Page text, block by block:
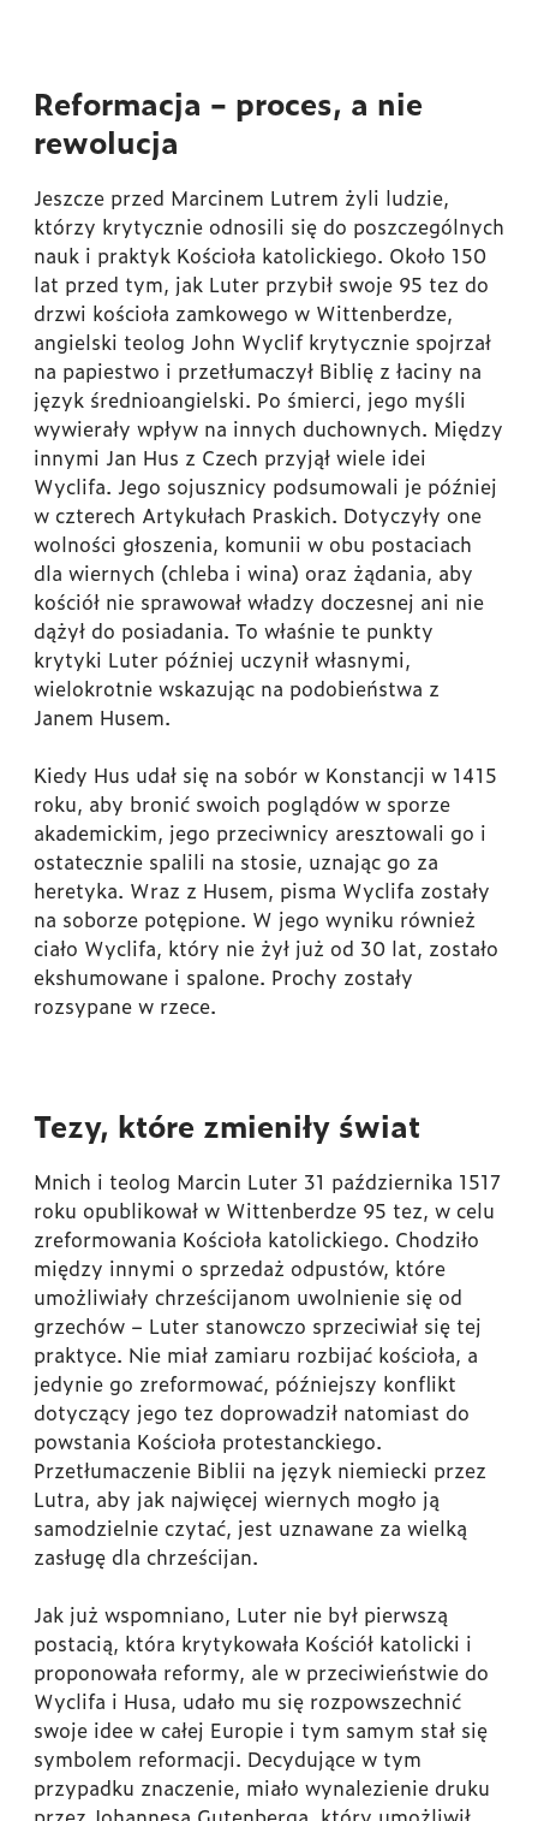
Reformacja – proces, a nie
rewolucja
Jeszcze przed Marcinem Lutrem żyli ludzie,
którzy krytycznie odnosili się do poszczególnych
nauk i praktyk Kościoła katolickiego. Około 150
lat przed tym, jak Luter przybił swoje 95 tez do
drzwi kościoła zamkowego w Wittenberdze,
angielski teolog John Wyclif krytycznie spojrzał
na papiestwo i przetłumaczył Biblię z łaciny na
język średnioangielski. Po śmierci, jego myśli
wywierały wpływ na innych duchownych. Między
innymi Jan Hus z Czech przyjął wiele idei
Wyclifa. Jego sojusznicy podsumowali je później
w czterech Artykułach Praskich. Dotyczyły one
wolności głoszenia, komunii w obu postaciach
dla wiernych (chleba i wina) oraz żądania, aby
kościół nie sprawował władzy doczesnej ani nie
dążył do posiadania. To właśnie te punkty
krytyki Luter później uczynił własnymi,
wielokrotnie wskazując na podobieństwa z
Janem Husem.
Kiedy Hus udał się na sobór w Konstancji w 1415
roku, aby bronić swoich poglądów w sporze
akademickim, jego przeciwnicy aresztowali go i
ostatecznie spalili na stosie, uznając go za
heretyka. Wraz z Husem, pisma Wyclifa zostały
na soborze potępione. W jego wyniku również
ciało Wyclifa, który nie żył już od 30 lat, zostało
ekshumowane i spalone. Prochy zostały
rozsypane w rzece.
Tezy, które zmieniły świat
Mnich i teolog Marcin Luter 31 października 1517
roku opublikował w Wittenberdze 95 tez, w celu
zreformowania Kościoła katolickiego. Chodziło
między innymi o sprzedaż odpustów, które
umożliwiały chrześcijanom uwolnienie się od
grzechów – Luter stanowczo sprzeciwiał się tej
praktyce. Nie miał zamiaru rozbijać kościoła, a
jedynie go zreformować, późniejszy konflikt
dotyczący jego tez doprowadził natomiast do
powstania Kościoła protestanckiego.
Przetłumaczenie Biblii na język niemiecki przez
Lutra, aby jak najwięcej wiernych mogło ją
samodzielnie czytać, jest uznawane za wielką
zasługę dla chrześcijan.
Jak już wspomniano, Luter nie był pierwszą
postacią, która krytykowała Kościół katolicki i
proponowała reformy, ale w przeciwieństwie do
Wyclifa i Husa, udało mu się rozpowszechnić
swoje idee w całej Europie i tym samym stał się
symbolem reformacji. Decydujące w tym
przypadku znaczenie, miało wynalezienie druku